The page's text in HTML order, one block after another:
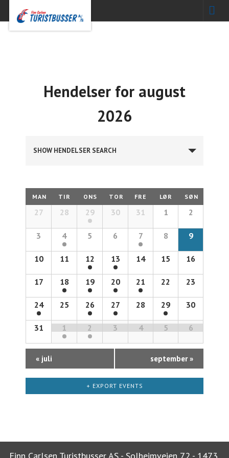
Hendelser for august
2026
Hendelser
Search
and
Views
Navigation
SHOW HENDELSER SEARCH
Calendar
of
Hendelser
Calendar
Hendelser
MAN TIR ONS TOR FRE LØR SØN
27 28 29 30 31 1 2
3 4 5 6 7 8 9
10 11 12 13 14 15 16
17 18 19 20 21 22 23
24 25 26 27 28 29 30
31 1 2 3 4 5 6
« juli september»
+ EXPORT EVENTS
Finn Carlsen Turistbusser AS - Solheimveien 72 - 1473